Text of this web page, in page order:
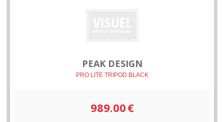
PEAK DESIGN
PRO LITE TRIPOD BLACK
989.00€